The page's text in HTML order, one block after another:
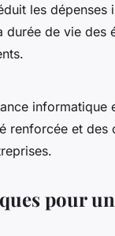
les
durée de vie des
renforcée et
pour